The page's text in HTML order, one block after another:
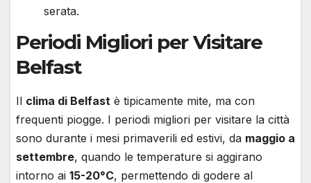
serata.
Periodi Migliori per Visitare
Belfast
Il clima di Belfast è tipicamente mite, ma con
frequenti piogge. I periodi migliori per visitare la città
sono durante i mesi primaverili ed estivi, da maggio a
settembre, quando le temperature si aggirano
intorno ai 15-20°C, permettendo di godere al